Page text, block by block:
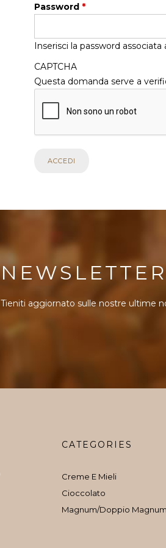
Password *
Inserisci la password
CAPTCHA
Questa domanda serve a
NEWSLETTER
Tieniti aggiornato sulle nostre ultime
CATEGORIES
Creme E Mieli
Cioccolato
Magnum/Doppio Magnum